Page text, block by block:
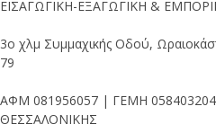
ΕΙΣΑΓΩΓΙΚΗ-ΕΞΑΓΩΓΙΚΗ &
3ο χλμ Συμμαχικής Οδού,
79
ΑΦΜ 081956057 | ΓΕΜΗ
ΘΕΣΣΑΛΟΝΙΚΗΣ